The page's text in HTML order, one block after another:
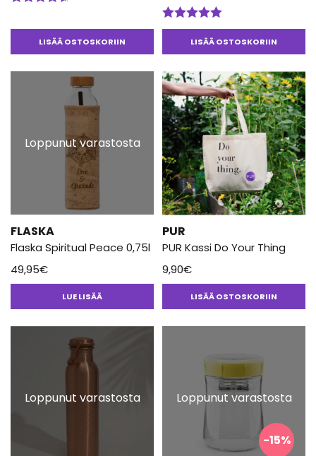
LISÄÄ OSTOSKORIIN
Arvostelu
tuotteesta:LISÄÄ OSTOSKORIIN
Loppunut varastosta
FLASKA
Flaska Spiritual Peace 0,75l
49,95€
LUE LISÄÄ
PUR
PUR Kassi Do Your Thing
9,90€
LISÄÄ OSTOSKORIIN
Loppunut varastosta Loppunut varastosta
-15%